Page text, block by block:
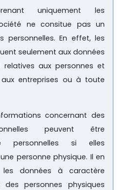
uniquement les
ne consitue pas un
personnelles. En effet, les
seulement aux données
aux personnes et
entreprises ou à toute
concernant des
peuvent être
personnelles si elles
personne physique. Il en
données à caractère
des personnes physiques